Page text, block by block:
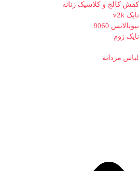
کفش کالج و کلاسیک زنانه
نایک v2k
نیوبالانس 9060
نایک زوم
لباس مردانه